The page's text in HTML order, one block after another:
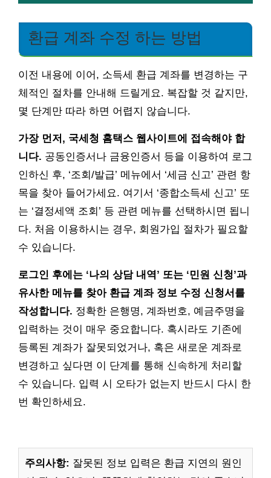
환급 계좌 수정 하는 방법
이전 내용에 이어, 소득세 환급 계좌를 변경하는 구
체적인 절차를 안내해 드릴게요. 복잡할 것 같지만,
몇 단계만 따라 하면 어렵지 않습니다.
가장 먼저, 국세청 홈택스 웹사이트에 접속해야 합
니다. 공동인증서나 금융인증서 등을 이용하여 로그
인하신 후, ‘조회/발급’ 메뉴에서 ‘세금 신고’ 관련 항
목을 찾아 들어가세요. 여기서 ‘종합소득세 신고’ 또
는 ‘결정세액 조회’ 등 관련 메뉴를 선택하시면 됩니
다. 처음 이용하시는 경우, 회원가입 절차가 필요할
수 있습니다.
로그인 후에는 ‘나의 상담 내역’ 또는 ‘민원 신청’과
유사한 메뉴를 찾아 환급 계좌 정보 수정 신청서를
작성합니다. 정확한 은행명, 계좌번호, 예금주명을
입력하는 것이 매우 중요합니다. 혹시라도 기존에
등록된 계좌가 잘못되었거나, 혹은 새로운 계좌로
변경하고 싶다면 이 단계를 통해 신속하게 처리할
수 있습니다. 입력 시 오타가 없는지 반드시 다시 한
번 확인하세요.
주의사항: 잘못된 정보 입력은 환급 지연의 원인